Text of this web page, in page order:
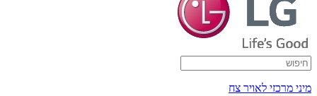
מיני מרכזי לאויר צח